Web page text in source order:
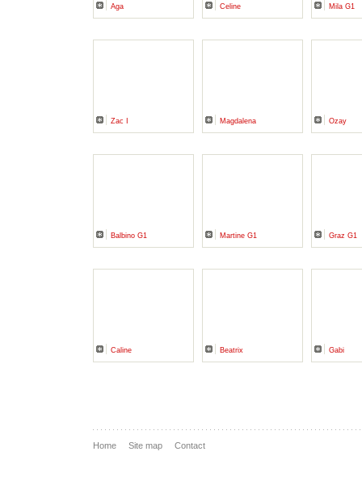
Aga Celine Mila G1
Zac I Magdalena Ozay
Balbino G1 Martine G1 Graz G1
Caline Beatrix Gabi
Home Site map Contact